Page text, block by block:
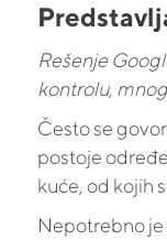
Rešenje
kontrolu,
Često se
postoje
kuće, od kojih
Nepotrebno je